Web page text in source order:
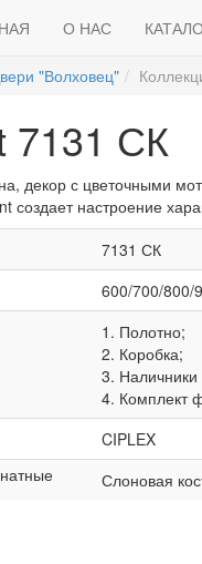
О НАС
"Волховец"
7131 СК
декор с цветочными
создает настроение
7131 СК
600/700/800/
1. Полотно;
2. Коробка;
3.
4. Комплект
CIPLEX
Слоновая